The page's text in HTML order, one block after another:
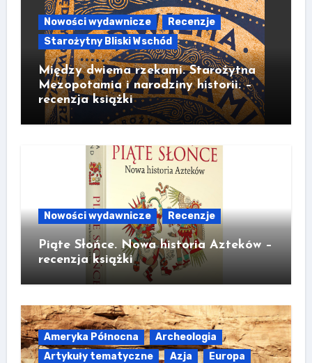
Nowości wydawnicze
Recenzje
Starożytny Bliski Wschód
Między dwiema rzekami. Starożytna
Mezopotamia i narodziny historii. –
recenzja książki
Nowości wydawnicze Recenzje
Piąte Słońce. Nowa historia Azteków –
recenzja książki
Ameryka Północna
Archeologia
Artykuły tematyczne
Azja
Europa